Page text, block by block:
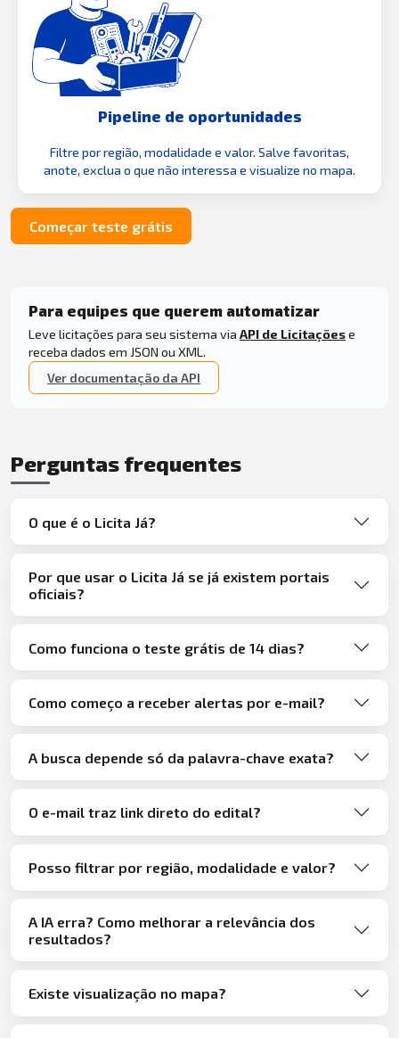
Pipeline de oportunidades
Filtre por região, modalidade e valor. Salve favoritas,
anote, exclua o que não interessa e visualize no mapa.
Começar teste grátis
Para equipes que querem automatizar
Leve licitações para seu sistema via API de Licitaçõese
receba dados em JSON ou XML.
Ver documentação da API
Perguntas frequentes
O que é o Licita Já?
Por que usar o Licita Já se já existem portais
oficiais?
Como funciona o teste grátis de 14 dias?
Como começo a receber alertas por e-mail?
A busca depende só da palavra-chave exata?
O e-mail traz link direto do edital?
Posso filtrar por região, modalidade e valor?
A IA erra? Como melhorar a relevância dos
resultados?
Existe visualização no mapa?